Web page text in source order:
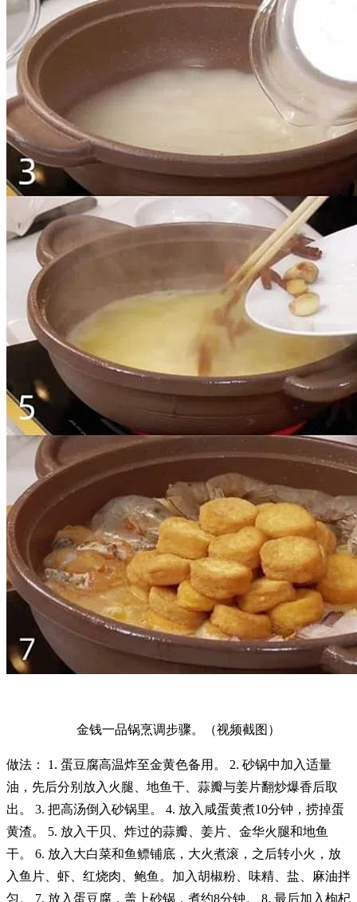
金钱一品锅烹调步骤。（视频截图）
做法： 1. 蛋豆腐高温炸至金黄色备用。 2. 砂锅中加入适量
油，先后分别放入火腿、地鱼干、蒜瓣与姜片翻炒爆香后取
出。 3. 把高汤倒入砂锅里。 4. 放入咸蛋黄煮10分钟，捞掉蛋
黄渣。 5. 放入干贝、炸过的蒜瓣、姜片、金华火腿和地鱼
干。 6. 放入大白菜和鱼鳔铺底，大火煮滚，之后转小火，放
入鱼片、虾、红烧肉、鲍鱼。加入胡椒粉、味精、盐、麻油拌
匀。 7. 放入蛋豆腐，盖上砂锅，煮约8分钟。 8. 最后加入枸杞